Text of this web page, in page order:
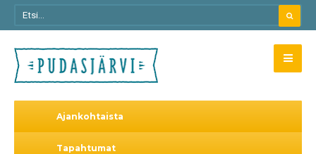
Ajankohtaista
Tapahtumat